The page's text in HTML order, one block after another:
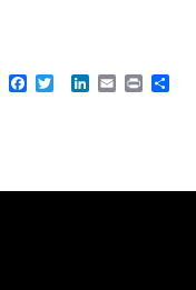
Facebook
TwitterLinkedIn
EmailPrint